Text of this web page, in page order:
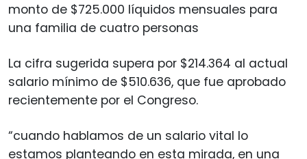
monto de $725.000 líquidos mensuales para
una familia de cuatro personas
La cifra sugerida supera por $214.364 al actual
salario mínimo de $510.636, que fue aprobado
recientemente por el Congreso.
“cuando hablamos de un salario vital lo
estamos planteando en esta mirada, en una